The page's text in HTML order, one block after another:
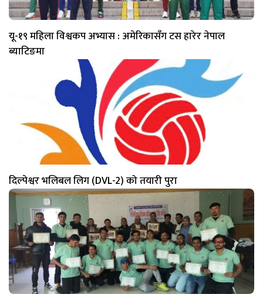
यू-१९ महिला विश्वकप अभ्यास : अमेरिकासँग टस हारेर नेपाल
ब्याटिङमा
दिल्पेश्वर भलिबल लिग (DVL-2) को तयारी पुरा